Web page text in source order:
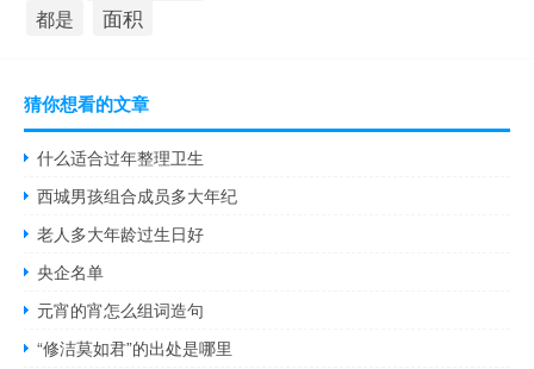
都是 面积
猜你想看的文章
什么适合过年整理卫生
西城男孩组合成员多大年纪
老人多大年龄过生日好
央企名单
元宵的宵怎么组词造句
“修洁莫如君”的出处是哪里